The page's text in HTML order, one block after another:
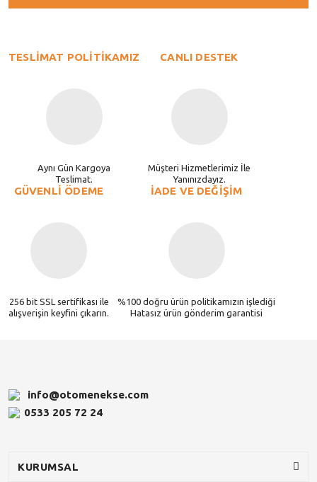
TESLİMAT POLİTİKAMIZ
Aynı Gün Kargoya
Teslimat.
CANLI DESTEK
Müşteri Hizmetlerimiz İle
Yanınızdayız.
GÜVENLİ ÖDEME
256 bit SSL sertifikası ile
alışverişin keyfini çıkarın.
İADE VE DEĞİŞİM
%100 doğru ürün politikamızın işlediği
Hatasız ürün gönderim garantisi
info@otomenekse.com
0533 205 72 24
KURUMSAL